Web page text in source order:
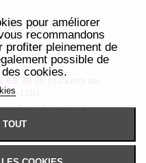
pour améliorer
recommandons
profiter pleinement de
possible de
cookies.
TOUT
est joignable:
66 30 00
18h)
de contact